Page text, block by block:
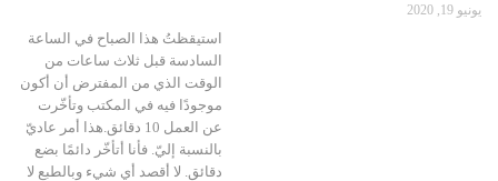
يونيو 19, 2020
استيقظتُ هذا الصباح في الساعة
السادسة قبل ثلاث ساعات من
الوقت الذي من المفترض أن أكون
موجودًا فيه في المكتب وتأخّرت
عن العمل 10 دقائق.هذا أمر عاديّ
بالنسبة إليّ. فأنا أتأخّر دائمًا بضع
دقائق. لا أقصد أي شيء وبالطبع لا